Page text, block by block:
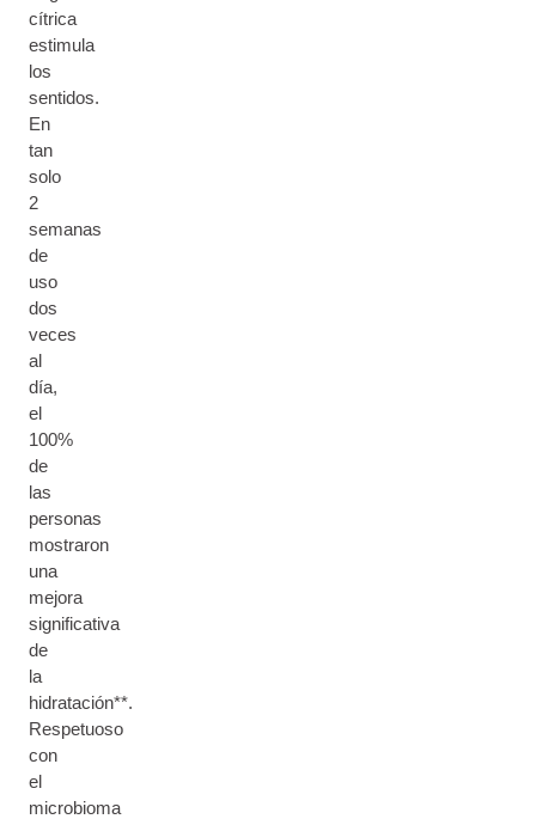
cítrica
estimula
los
sentidos.
En
tan
solo
2
semanas
de
uso
dos
veces
al
día,
el
100%
de
las
personas
mostraron
una
mejora
significativa
de
la
hidratación**.
Respetuoso
con
el
microbioma